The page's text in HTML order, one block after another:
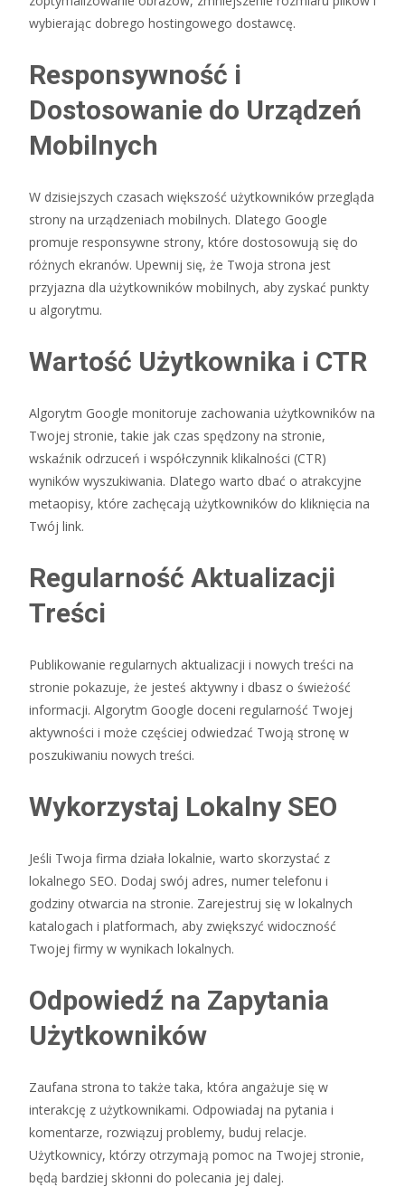
wybierając dobrego hostingowego dostawcę.
Responsywność i
Dostosowanie do Urządzeń
Mobilnych
W dzisiejszych czasach większość użytkowników przegląda
strony na urządzeniach mobilnych. Dlatego Google
promuje responsywne strony, które dostosowują się do
różnych ekranów. Upewnij się, że Twoja strona jest
przyjazna dla użytkowników mobilnych, aby zyskać punkty
u algorytmu.
Wartość Użytkownika i CTR
Algorytm Google monitoruje zachowania użytkowników na
Twojej stronie, takie jak czas spędzony na stronie,
wskaźnik odrzuceń i współczynnik klikalności (CTR)
wyników wyszukiwania. Dlatego warto dbać o atrakcyjne
metaopisy, które zachęcają użytkowników do kliknięcia na
Twój link.
Regularność Aktualizacji
Treści
Publikowanie regularnych aktualizacji i nowych treści na
stronie pokazuje, że jesteś aktywny i dbasz o świeżość
informacji. Algorytm Google doceni regularność Twojej
aktywności i może częściej odwiedzać Twoją stronę w
poszukiwaniu nowych treści.
Wykorzystaj Lokalny SEO
Jeśli Twoja firma działa lokalnie, warto skorzystać z
lokalnego SEO. Dodaj swój adres, numer telefonu i
godziny otwarcia na stronie. Zarejestruj się w lokalnych
katalogach i platformach, aby zwiększyć widoczność
Twojej firmy w wynikach lokalnych.
Odpowiedź na Zapytania
Użytkowników
Zaufana strona to także taka, która angażuje się w
interakcję z użytkownikami. Odpowiadaj na pytania i
komentarze, rozwiązuj problemy, buduj relacje.
Użytkownicy, którzy otrzymają pomoc na Twojej stronie,
będą bardziej skłonni do polecania jej dalej.